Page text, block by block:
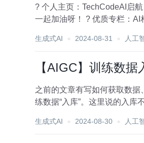
? 个人主页：TechCodeAI启航，公众号：TechCodeAI ?‍♂️ 作者简介：
生成式AI 2024-08-31 人工
【AIGC】训练数据
之前的文章有写如何获取数
练数据“入库”。这里说的入库不是指 MySQL 数
生成式AI 2024-08-30 人工